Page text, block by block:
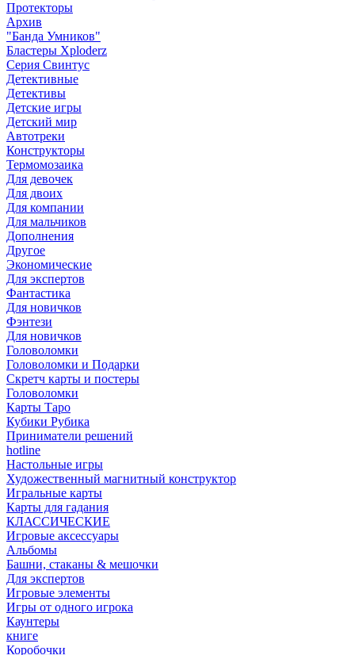
Протекторы
Архив
"Банда Умников"
Бластеры Xploderz
Cерия Свинтус
Детективные
Детективы
Детские игры
Детский мир
Автотреки
Конструкторы
Термомозаика
Для девочек
Для двоих
Для компании
Для мальчиков
Дополнения
Другое
Экономические
Для экспертов
Фантастика
Для новичков
Фэнтези
Для новичков
Головоломки
Головоломки и Подарки
Cкретч карты и постеры
Головоломки
Карты Таро
Кубики Рубика
Приниматели решений
hotline
Настольные игры
Художественный магнитный конструктор
Игральные карты
Карты для гадания
КЛАССИЧЕСКИЕ
Игровые аксессуары
Альбомы
Башни, стаканы & мешочки
Для экспертов
Игровые элементы
Игры от одного игрока
Каунтеры
книге
Коробочки